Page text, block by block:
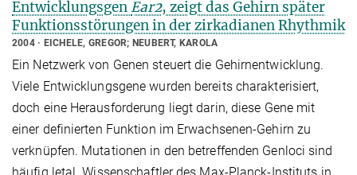
EntwicklungsgenEar2, zeigt das Gehirn später
Funktionsstörungen in der zirkadianen Rhythmik
2004 EICHELE, GREGOR; NEUBERT, KAROLA
Ein Netzwerk von Genen steuert die Gehirnentwicklung.
Viele Entwicklungsgene wurden bereits charakterisiert,
doch eine Herausforderung liegt darin, diese Gene mit
einer definierten Funktion im Erwachsenen-Gehirn zu
verknüpfen. Mutationen in den betreffenden Genloci sind
häufig letal. Wissenschaftler des Max-Planck-Instituts in